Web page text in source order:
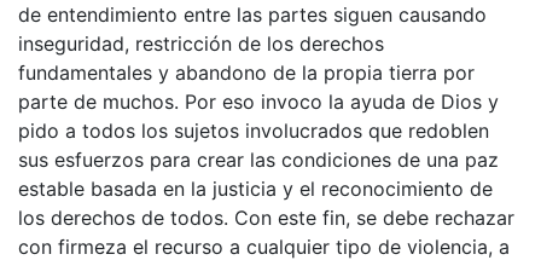
de entendimiento entre las partes siguen causando
inseguridad, restricción de los derechos
fundamentales y abandono de la propia tierra por
parte de muchos. Por eso invoco la ayuda de Dios y
pido a todos los sujetos involucrados que redoblen
sus esfuerzos para crear las condiciones de una paz
estable basada en la justicia y el reconocimiento de
los derechos de todos. Con este fin, se debe rechazar
con firmeza el recurso a cualquier tipo de violencia, a